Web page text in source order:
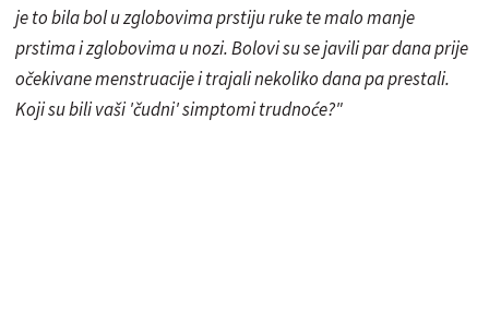
je to bila bol u zglobovima prstiju ruke te malo manje
prstima i zglobovima u nozi. Bolovi su se javili par dana prije
očekivane menstruacije i trajali nekoliko dana pa prestali.
Koji su bili vaši 'čudni' simptomi trudnoće?"